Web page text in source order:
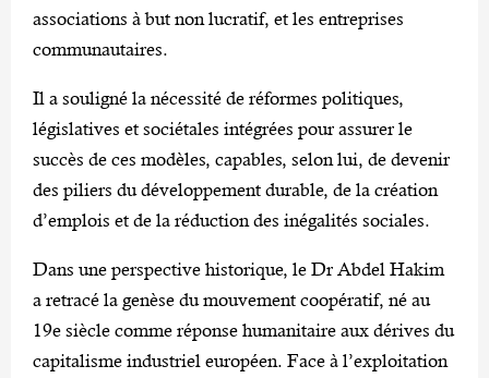
associations à but non lucratif, et les entreprises
communautaires.
Il a souligné la nécessité de réformes politiques,
législatives et sociétales intégrées pour assurer le
succès de ces modèles, capables, selon lui, de devenir
des piliers du développement durable, de la création
d’emplois et de la réduction des inégalités sociales.
Dans une perspective historique, le Dr Abdel Hakim
a retracé la genèse du mouvement coopératif, né au
19e siècle comme réponse humanitaire aux dérives du
capitalisme industriel européen. Face à l’exploitation